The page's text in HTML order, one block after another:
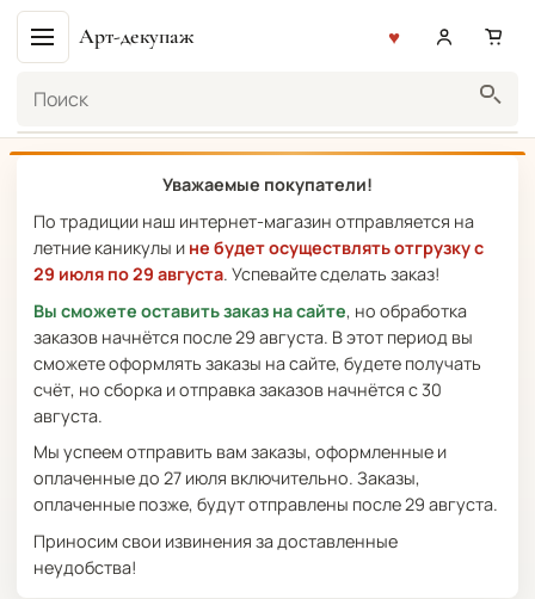
Арт-декупаж
Уважаемые покупатели!
По традиции наш интернет-магазин отправляется на
летние каникулы и не будет осуществлять отгрузку с
29 июля по 29 августа. Успевайте сделать заказ!
Вы сможете оставить заказ на сайте, но обработка
заказов начнётся после 29 августа. В этот период вы
сможете оформлять заказы на сайте, будете получать
счёт, но сборка и отправка заказов начнётся с 30
августа.
Мы успеем отправить вам заказы, оформленные и
оплаченные до 27 июля включительно. Заказы,
оплаченные позже, будут отправлены после 29 августа.
Приносим свои извинения за доставленные
неудобства!